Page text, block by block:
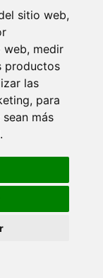
sitio web,
web, medir
productos
las
, para
más
.
Kraft